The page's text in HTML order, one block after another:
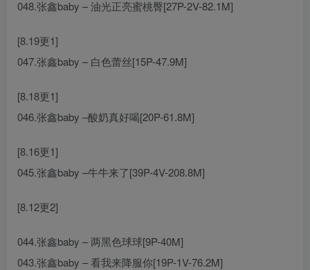
048.张鑫baby – 油光正亮蜜桃臀[27P-2V-82.1M]
[8.19更1]
047.张鑫baby – 白色蕾丝[15P-47.9M]
[8.18更1]
046.张鑫baby –酸奶真好喝[20P-61.8M]
[8.16更1]
045.张鑫baby –牛牛来了[39P-4V-208.8M]
[8.12更2]
044.张鑫baby – 两黑色球球[9P-40M]
043.张鑫baby – 看我来降服你[19P-1V-76.2M]